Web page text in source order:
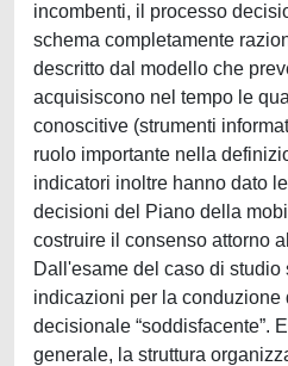
incombenti, il processo
schema completamente
descritto dal modello che
acquisiscono nel tempo le
conoscitive (strumenti
ruolo importante nella
indicatori inoltre hanno dato
decisioni del Piano della
costruire il consenso attorno
Dall'esame del caso di
indicazioni per la conduzione
decisionale “soddisfacente”.
generale, la struttura